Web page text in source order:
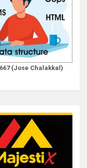
(Jose Chalakkal)